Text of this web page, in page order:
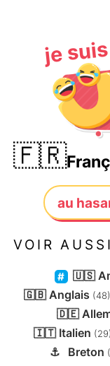
je
🇫🇷
au
VOIR
🇺🇸
🇬🇧 Anglais (48)
🇩🇪
🇮🇹 Italien (29)
⚓ Breton